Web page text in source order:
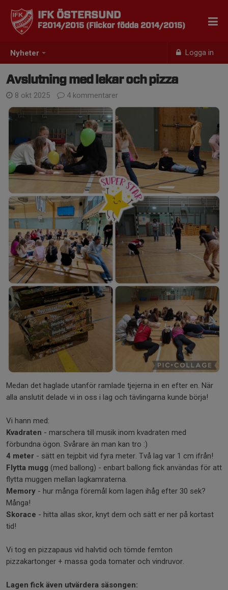
Nyheter Logga in
IFK ÖSTERSUND
F2014/2015 (Flickor födda 2014/2015)
Avslutning med lekar och pizza
8 okt 2025 4 kommentarer
Medan det haglade utanför ramlade tjejerna in en efter en. När
alla anslutit delade vi in oss i lag och tävlingarna kunde börja!
Vi hann med:
Kvadraten - marschera till musik inom kvadraten med
förbundna ögon. Svårare än man kan tro :)
4 meter - sätt en tejpbit vid fyra meter. Två lag var 1 cm ifrån!
Flytta mugg (med ballong) - enbart ballong fick användas för att
flytta muggen mellan lagkamraterna.
Memory - hur många föremål kom lagen ihåg efter 30 sek?
Många!
Skorace - hitta allas skor, knyt dem och sätt er ner på kortast
tid!
Vi tog en pizzapaus vid halvtid och tömde femton
pizzakartonger + massa goda tomater och vindruvor.
Lagen fick även utvärdera säsongen: